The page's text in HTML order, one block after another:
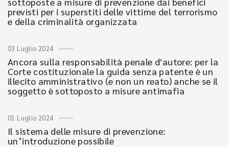
previsti per i superstiti delle vittime del terrorismo
e della criminalità organizzata
03 Luglio 2024
Ancora sulla responsabilità penale d'autore: per la
Corte costituzionale la guida senza patente è un
illecito amministrativo (e non un reato) anche se il
soggetto è sottoposto a misure antimafia
01 Luglio 2024
Il sistema delle misure di prevenzione:
un’introduzione possibile